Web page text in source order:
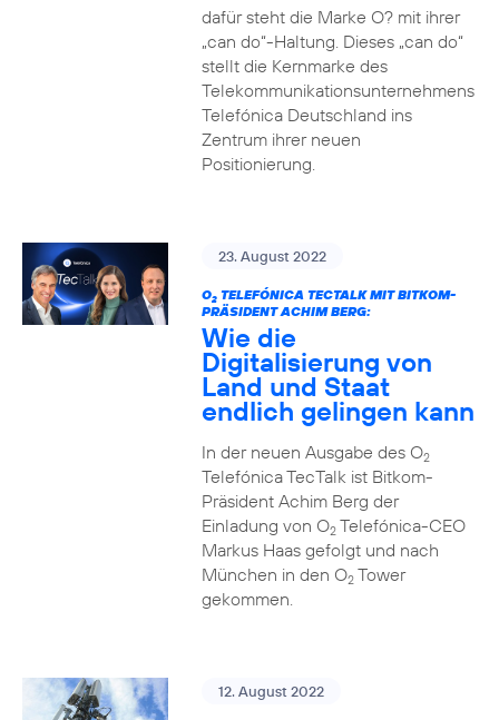
dafür steht die Marke O? mit ihrer
„can do“-Haltung. Dieses „can do“
stellt die Kernmarke des
Telekommunikationsunternehmens
Telefónica Deutschland ins
Zentrum ihrer neuen
Positionierung.
23. August 2022
O2TELEFÓNICA TECTALK MIT BITKOM-
PRÄSIDENT ACHIM BERG:
Wie die
Digitalisierung von
Land und Staat
endlich gelingen kann
In der neuen Ausgabe des O2
Telefónica TecTalk ist Bitkom-
Präsident Achim Berg der
Einladung von O2Telefónica-CEO
Markus Haas gefolgt und nach
München in den O2Tower
gekommen.
12. August 2022